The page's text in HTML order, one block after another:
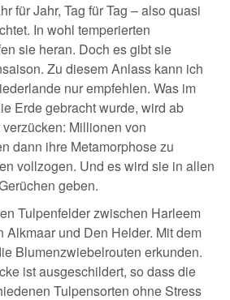
für Jahr, Tag für Tag – also quasi
In wohl temperierten
sie heran. Doch es gibt sie
Zu diesem Anlass kann ich
nur empfehlen. Was im
Erde gebracht wurde, wird ab
Millionen von
dann ihre Metamorphose zu
vollzogen. Und es wird sie in allen
geben.
Tulpenfelder zwischen Harleem
Alkmaar und Den Helder. Mit dem
Blumenzwiebelrouten erkunden.
ist ausgeschildert, so dass die
Tulpensorten ohne Stress